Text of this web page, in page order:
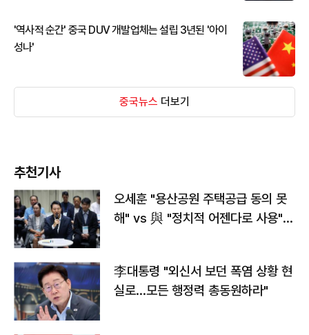
'역사적 순간' 중국 DUV 개발업체는 설립 3년된 '아이
성나'
중국뉴스 더보기
추천기사
오세훈 "용산공원 주택공급 동의 못
해" vs 與 "정치적 어젠다로 사용"
李대통령 "외신서 보던 폭염 상황 현
실로…모든 행정력 총동원하라"